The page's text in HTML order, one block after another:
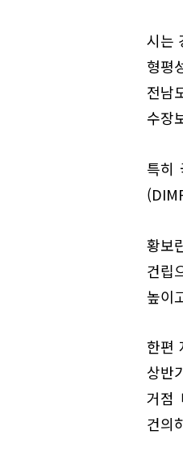
시는
형평
전남
수장
특히
황보
건립
높이
한편
상반
거점
건의